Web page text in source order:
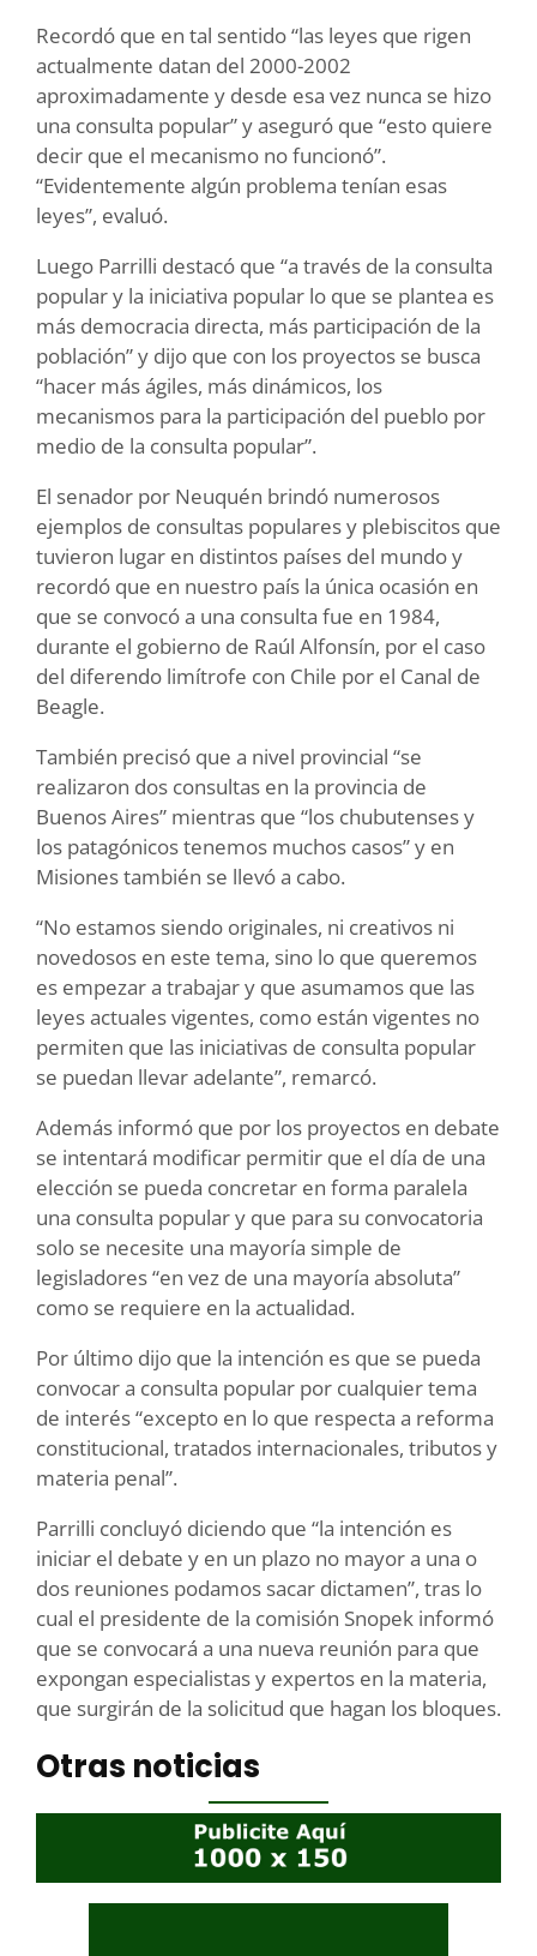
Recordó que en tal sentido “las leyes que rigen
actualmente datan del 2000-2002
aproximadamente y desde esa vez nunca se hizo
una consulta popular” y aseguró que “esto quiere
decir que el mecanismo no funcionó”.
“Evidentemente algún problema tenían esas
leyes”, evaluó.
Luego Parrilli destacó que “a través de la consulta
popular y la iniciativa popular lo que se plantea es
más democracia directa, más participación de la
población” y dijo que con los proyectos se busca
“hacer más ágiles, más dinámicos, los
mecanismos para la participación del pueblo por
medio de la consulta popular”.
El senador por Neuquén brindó numerosos
ejemplos de consultas populares y plebiscitos que
tuvieron lugar en distintos países del mundo y
recordó que en nuestro país la única ocasión en
que se convocó a una consulta fue en 1984,
durante el gobierno de Raúl Alfonsín, por el caso
del diferendo limítrofe con Chile por el Canal de
Beagle.
También precisó que a nivel provincial “se
realizaron dos consultas en la provincia de
Buenos Aires” mientras que “los chubutenses y
los patagónicos tenemos muchos casos” y en
Misiones también se llevó a cabo.
“No estamos siendo originales, ni creativos ni
novedosos en este tema, sino lo que queremos
es empezar a trabajar y que asumamos que las
leyes actuales vigentes, como están vigentes no
permiten que las iniciativas de consulta popular
se puedan llevar adelante”, remarcó.
Además informó que por los proyectos en debate
se intentará modificar permitir que el día de una
elección se pueda concretar en forma paralela
una consulta popular y que para su convocatoria
solo se necesite una mayoría simple de
legisladores “en vez de una mayoría absoluta”
como se requiere en la actualidad.
Por último dijo que la intención es que se pueda
convocar a consulta popular por cualquier tema
de interés “excepto en lo que respecta a reforma
constitucional, tratados internacionales, tributos y
materia penal”.
Parrilli concluyó diciendo que “la intención es
iniciar el debate y en un plazo no mayor a una o
dos reuniones podamos sacar dictamen”, tras lo
cual el presidente de la comisión Snopek informó
que se convocará a una nueva reunión para que
expongan especialistas y expertos en la materia,
que surgirán de la solicitud que hagan los bloques.
Otras noticias